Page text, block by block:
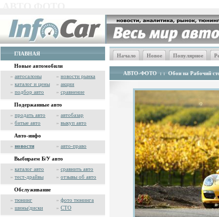
ГЛАВНАЯ
Новые автомобили
» автосалоны » новости рынка
» каталог и цены » акции
» подбор авто » сравнение
Подержанные авто
» продать авто » автобазар
» битые авто » выкуп авто
Авто-инфо
» новости » авто-право
Выбираем Б/У авто
» каталог авто » сравнить авто
» тест-драйвы » отзывы об авто
Обслуживание
» тюнинг » фото тюнинга
» шины/диски » СТО
Начало Новое Популярное
АВТО-ФОТО : : Обои на Рабочий